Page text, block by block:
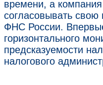
времени, а
согласовывать
ФНС России.
горизонтального
предсказуемости
налогового